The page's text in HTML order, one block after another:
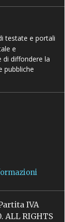
testate e portali
e
di diffondere la
pubbliche
IVA
ALL RIGHTS